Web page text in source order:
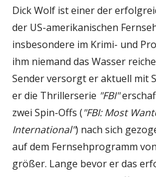
Dick Wolf ist einer der
der US-amerikanischen
insbesondere im Krimi- und
ihm niemand das Wasser
Sender versorgt er aktuell mit
er die Thrillerserie "FBI"
zwei Spin-Offs ("FBI: Most
International") nach sich
auf dem Fernsehprogramm
größer. Lange bevor er das